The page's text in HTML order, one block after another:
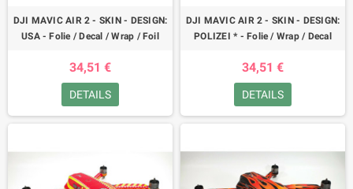
DJI MAVIC AIR 2 - SKIN - DESIGN:
USA - Folie / Decal / Wrap / Foil
34,51 €
DETAILS
DJI MAVIC AIR 2 - SKIN - DESIGN:
POLIZEI * - Folie / Wrap / Decal
34,51 €
DETAILS